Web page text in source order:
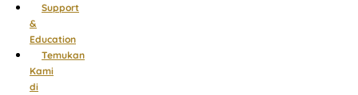
Support
&
Education
Temukan
Kami
di